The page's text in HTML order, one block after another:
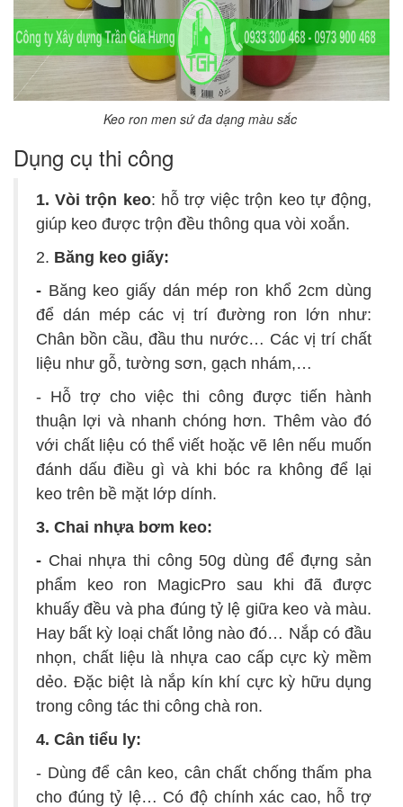
Keo ron men sứ đa dạng màu sắc
Dụng cụ thi công
1. Vòi trộn keo: hỗ trợ việc trộn keo tự động,
giúp keo được trộn đều thông qua vòi xoắn.
2. Băng keo giấy:
- Băng keo giấy dán mép ron khổ 2cm dùng
để dán mép các vị trí đường ron lớn như:
Chân bồn cầu, đầu thu nước… Các vị trí chất
liệu như gỗ, tường sơn, gạch nhám,…
- Hỗ trợ cho việc thi công được tiến hành
thuận lợi và nhanh chóng hơn. Thêm vào đó
với chất liệu có thể viết hoặc vẽ lên nếu muốn
đánh dấu điều gì và khi bóc ra không để lại
keo trên bề mặt lớp dính.
3. Chai nhựa bơm keo:
- Chai nhựa thi công 50g dùng để đựng sản
phẩm keo ron MagicPro sau khi đã được
khuấy đều và pha đúng tỷ lệ giữa keo và màu.
Hay bất kỳ loại chất lỏng nào đó… Nắp có đầu
nhọn, chất liệu là nhựa cao cấp cực kỳ mềm
dẻo. Đặc biệt là nắp kín khí cực kỳ hữu dụng
trong công tác thi công chà ron.
4. Cân tiểu ly:
- Dùng để cân keo, cân chất chống thấm pha
cho đúng tỷ lệ… Có độ chính xác cao, hỗ trợ